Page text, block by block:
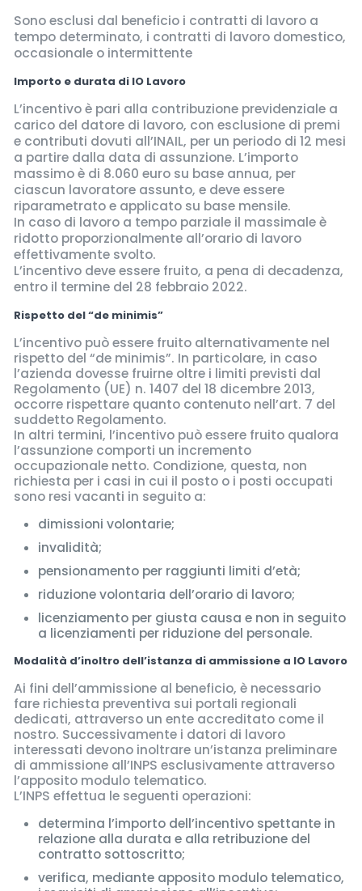
Sono esclusi dal beneficio i contratti di lavoro a
tempo determinato, i contratti di lavoro domestico,
occasionale o intermittente
Importo e durata di IO Lavoro
L’incentivo è pari alla contribuzione previdenziale a
carico del datore di lavoro, con esclusione di premi
e contributi dovuti all’INAIL, per un periodo di 12 mesi
a partire dalla data di assunzione. L’importo
massimo è di 8.060 euro su base annua, per
ciascun lavoratore assunto, e deve essere
riparametrato e applicato su base mensile.
In caso di lavoro a tempo parziale il massimale è
ridotto proporzionalmente all’orario di lavoro
effettivamente svolto.
L’incentivo deve essere fruito, a pena di decadenza,
entro il termine del 28 febbraio 2022.
Rispetto del “de minimis”
L’incentivo può essere fruito alternativamente nel
rispetto del “de minimis”. In particolare, in caso
l’azienda dovesse fruirne oltre i limiti previsti dal
Regolamento (UE) n. 1407 del 18 dicembre 2013,
occorre rispettare quanto contenuto nell’art. 7 del
suddetto Regolamento.
In altri termini, l’incentivo può essere fruito qualora
l’assunzione comporti un incremento
occupazionale netto. Condizione, questa, non
richiesta per i casi in cui il posto o i posti occupati
sono resi vacanti in seguito a:
dimissioni volontarie;
invalidità;
pensionamento per raggiunti limiti d’età;
riduzione volontaria dell’orario di lavoro;
licenziamento per giusta causa e non in seguito
a licenziamenti per riduzione del personale.
Modalità d’inoltro dell’istanza di ammissione a IO Lavoro
Ai fini dell’ammissione al beneficio, è necessario
fare richiesta preventiva sui portali regionali
dedicati, attraverso un ente accreditato come il
nostro. Successivamente i datori di lavoro
interessati devono inoltrare un’istanza preliminare
di ammissione all’INPS esclusivamente attraverso
l’apposito modulo telematico.
L’INPS effettua le seguenti operazioni:
determina l’importo dell’incentivo spettante in
relazione alla durata e alla retribuzione del
contratto sottoscritto;
verifica, mediante apposito modulo telematico,